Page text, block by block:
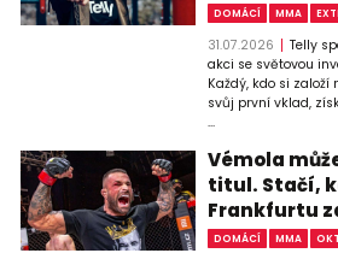
DOMÁCÍ MMA
31.07.2026
Telly
akci se světovou
Každý, kdo si založí
svůj první vklad,
...
Vémola
titul. Stačí,
Frankfurtu
DOMÁCÍ MMA